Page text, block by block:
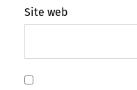
Site web